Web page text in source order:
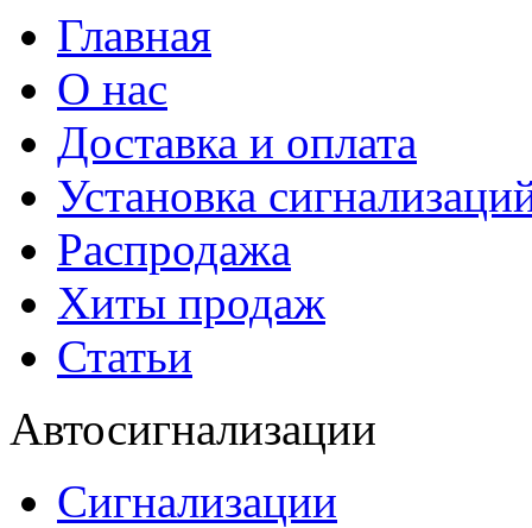
Главная
О нас
Доставка и оплата
Установка
Распродажа
Хиты продаж
Статьи
Автосигнализации
Сигнализации